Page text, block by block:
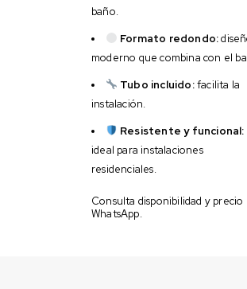
baño.
Formato redondo:
moderno que combina con el
Tubo incluido:facilita la
instalación.
Resistente y funcional:
ideal para instalaciones
residenciales.
Consulta disponibilidad y precio
WhatsApp.